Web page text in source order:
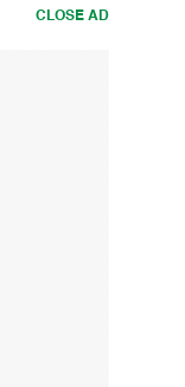
CLOSE AD